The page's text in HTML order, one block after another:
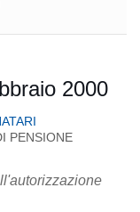
2000
PENSIONE